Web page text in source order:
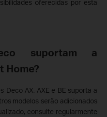
oferecidas por esta
suportam a
Home?
Deco AX, AXE e BE suporta a
modelos serão adicionados
consulte regularmente